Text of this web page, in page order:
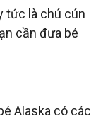
tức là chú cún
cần đưa bé
Alaska có các